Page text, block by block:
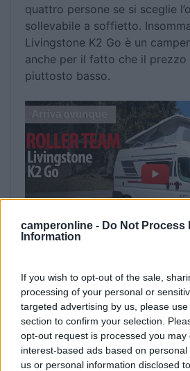
camperonline - Do Not Process
Information
If you wish to opt-out of the sale,
processing of your personal or
targeted advertising by us, please
section to confirm your selection.
opt-out request is processed you may
interest-based ads based on
us or personal information disclosed
quattro persone se si sceglie
sollevabile a soffietto.
Livingstone K2 Go è un
anche per il fatto che il prezzo
piuttosto basso.
Tutte le notizie relative a:
Roller Team, Van ,